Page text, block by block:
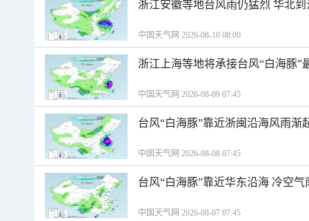
浙江安徽等地台风雨仍猛烈 华北
中国天气网 2026-08-10 08:00
浙江上海等地将承接台风“白海豚”
中国天气网 2026-08-09 07:45
台风“白海豚”靠近浙闽沿海风雨渐
中国天气网 2026-08-08 07:45
台风“白海豚”靠近华东沿海 冷空
中国天气网 2026-08-07 07:45